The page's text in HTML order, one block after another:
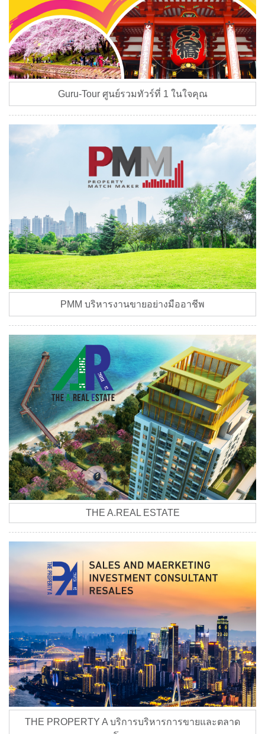
Guru-Tour ศูนย์รวมทัวร์ที่ 1 ในใจคุณ
PMM บริหารงานขายอย่างมืออาชีพ
THE A.REAL ESTATE
THE PROPERTY A บริการบริหารการขายและตลาด